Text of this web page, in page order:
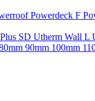
Powerdeck F
SD Utherm Wall L
90mm 100mm